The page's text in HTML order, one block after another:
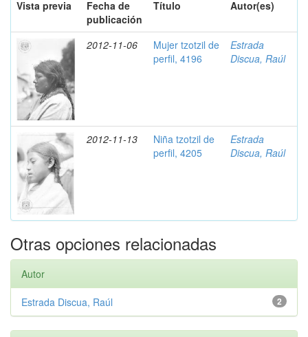
Vista previa
Fecha de
publicación
Título Autor(es)
2012-11-06
Mujer tzotzil de
perfil, 4196
Estrada
Discua, Raúl
2012-11-13
Niña tzotzil de
perfil, 4205
Estrada
Discua, Raúl
Otras opciones relacionadas
Autor
2
Estrada Discua, Raúl